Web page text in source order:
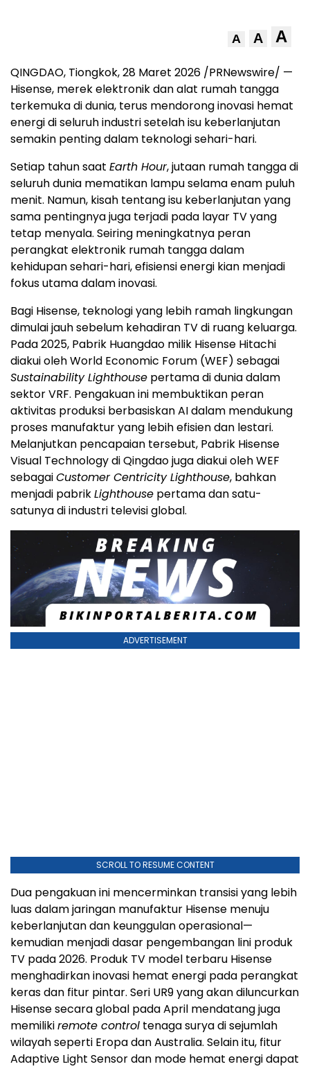
A A A
QINGDAO, Tiongkok, 28 Maret 2026 /PRNewswire/ —
Hisense, merek elektronik dan alat rumah tangga
terkemuka di dunia, terus mendorong inovasi hemat
energi di seluruh industri setelah isu keberlanjutan
semakin penting dalam teknologi sehari-hari.
Setiap tahun saat Earth Hour, jutaan rumah tangga di
seluruh dunia mematikan lampu selama enam puluh
menit. Namun, kisah tentang isu keberlanjutan yang
sama pentingnya juga terjadi pada layar TV yang
tetap menyala. Seiring meningkatnya peran
perangkat elektronik rumah tangga dalam
kehidupan sehari-hari, efisiensi energi kian menjadi
fokus utama dalam inovasi.
Bagi Hisense, teknologi yang lebih ramah lingkungan
dimulai jauh sebelum kehadiran TV di ruang keluarga.
Pada 2025, Pabrik Huangdao milik Hisense Hitachi
diakui oleh World Economic Forum (WEF) sebagai
Sustainability Lighthouse pertama di dunia dalam
sektor VRF. Pengakuan ini membuktikan peran
aktivitas produksi berbasiskan AI dalam mendukung
proses manufaktur yang lebih efisien dan lestari.
Melanjutkan pencapaian tersebut, Pabrik Hisense
Visual Technology di Qingdao juga diakui oleh WEF
sebagaiCustomer Centricity Lighthouse, bahkan
menjadi pabrikLighthouse pertama dan satu-
satunya di industri televisi global.
ADVERTISEMENT
SCROLL TO RESUME CONTENT
Dua pengakuan ini mencerminkan transisi yang lebih
luas dalam jaringan manufaktur Hisense menuju
keberlanjutan dan keunggulan operasional—
kemudian menjadi dasar pengembangan lini produk
TV pada 2026. Produk TV model terbaru Hisense
menghadirkan inovasi hemat energi pada perangkat
keras dan fitur pintar. Seri UR9 yang akan diluncurkan
Hisense secara global pada April mendatang juga
memilikiremote control tenaga surya di sejumlah
wilayah seperti Eropa dan Australia. Selain itu, fitur
Adaptive Light Sensor dan mode hemat energi dapat